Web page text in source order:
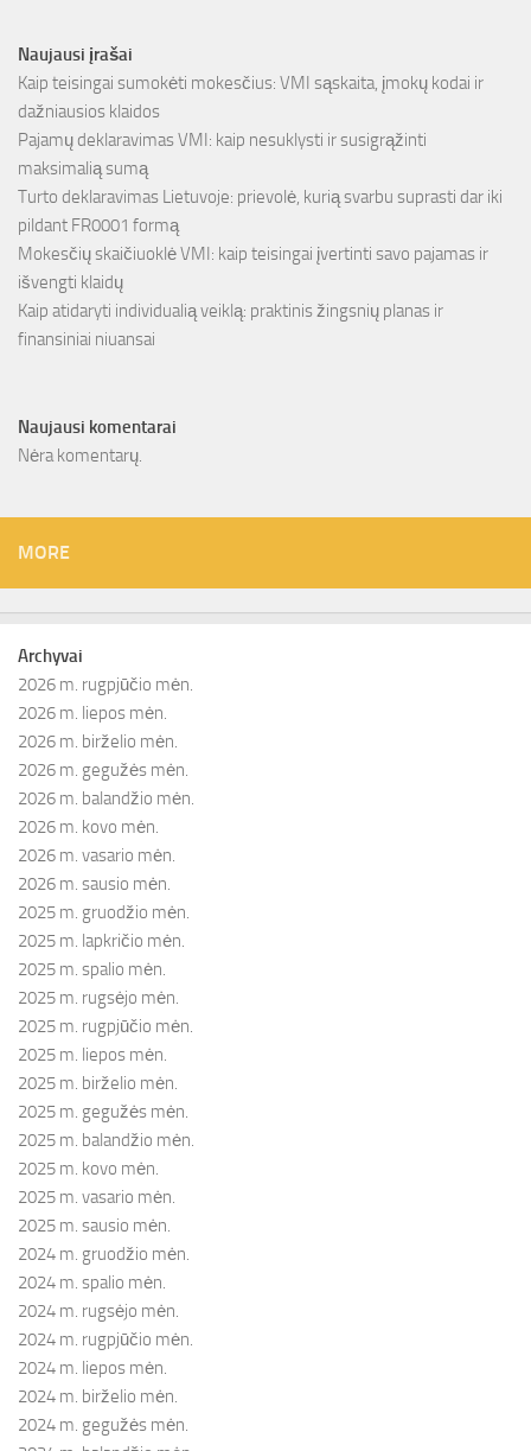
Naujausi įrašai
Kaip teisingai sumokėti mokesčius: VMI sąskaita, įmokų kodai ir
dažniausios klaidos
Pajamų deklaravimas VMI: kaip nesuklysti ir susigrąžinti
maksimalią sumą
Turto deklaravimas Lietuvoje: prievolė, kurią svarbu suprasti dar iki
pildant FR0001 formą
Mokesčių skaičiuoklė VMI: kaip teisingai įvertinti savo pajamas ir
išvengti klaidų
Kaip atidaryti individualią veiklą: praktinis žingsnių planas ir
finansiniai niuansai
Naujausi komentarai
Nėra komentarų.
MORE
Archyvai
2026 m. rugpjūčio mėn.
2026 m. liepos mėn.
2026 m. birželio mėn.
2026 m. gegužės mėn.
2026 m. balandžio mėn.
2026 m. kovo mėn.
2026 m. vasario mėn.
2026 m. sausio mėn.
2025 m. gruodžio mėn.
2025 m. lapkričio mėn.
2025 m. spalio mėn.
2025 m. rugsėjo mėn.
2025 m. rugpjūčio mėn.
2025 m. liepos mėn.
2025 m. birželio mėn.
2025 m. gegužės mėn.
2025 m. balandžio mėn.
2025 m. kovo mėn.
2025 m. vasario mėn.
2025 m. sausio mėn.
2024 m. gruodžio mėn.
2024 m. spalio mėn.
2024 m. rugsėjo mėn.
2024 m. rugpjūčio mėn.
2024 m. liepos mėn.
2024 m. birželio mėn.
2024 m. gegužės mėn.